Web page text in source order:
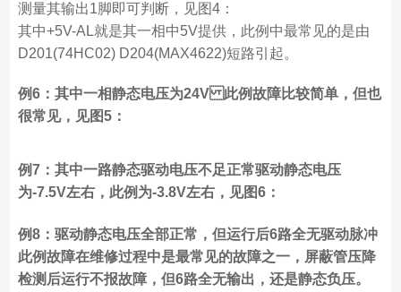
测量其输出1脚即可判断，见图4：
其中+5V-AL就是其一相中5V提供，此例中最常见的是由
D201(74HC02) D204(MAX4622)短路引起。
例6：其中一相静态电压为24V 此例故障比较简单，但也
很常见，见图5：
例7：其中一路静态驱动电压不足 正常驱动静态电压
为-7.5V左右，此例为-3.8V左右，见图6：
例8：驱动静态电压全部正常，但运行后6路全无驱动脉冲
此例故障在维修过程中是最常见的故障之一，屏蔽管压降
检测后运行不报故障，但6路全无输出，还是静态负压。